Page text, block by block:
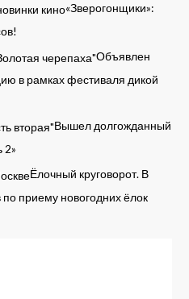
«Зверогонщики»:
Объявлен
в рамках фестиваля дикой
Вышел долгожданный
2»
Ёлочный круговорот. В
приему новогодних ёлок